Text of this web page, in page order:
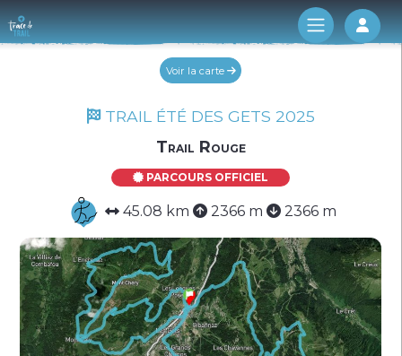
Log
Voir la carte
TRAIL ÉTÉ DES GETS 2025
Trail Rouge
PARCOURS OFFICIEL
45.08 km 2366 m 2366 m